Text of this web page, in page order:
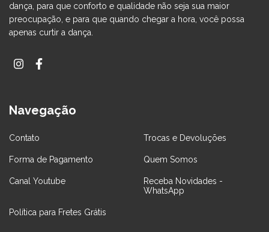
dança, para que conforto e qualidade não seja sua maior
preocupação, e para que quando chegar a hora, você possa
apenas curtir a dança.
Navegação
Contato Trocas e Devoluções
Forma de Pagamento Quem Somos
Canal Youtube
Receba Novidades -
WhatsApp
Política para Fretes Grátis